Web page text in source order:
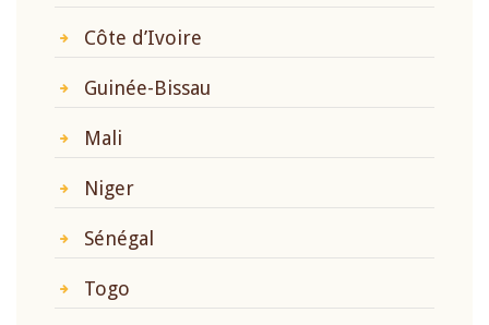
Côte d’Ivoire
Guinée-Bissau
Mali
Niger
Sénégal
Togo